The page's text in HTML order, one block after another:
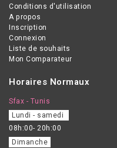
Conditions d'utilisation
A propos
Inscription
Connexion
Liste de souhaits
Mon Comparateur
Horaires Normaux
Sfax - Tunis
Lundi - samedi
08h:00- 20h:00
Dimanche